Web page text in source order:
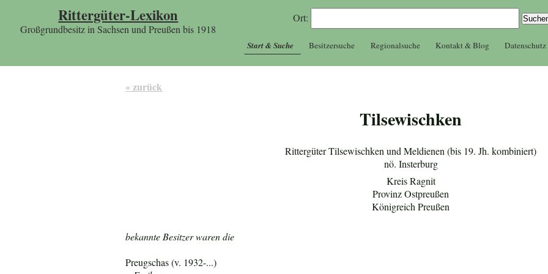
Rittergüter-Lexikon
Großgrundbesitz in Sachsen und Preußen bis 1918
Ort:
Start & Suche Besitzersuche Regionalsuche Kontakt & Blog Datenschutz
« zurück
Tilsewischken
Rittergüter Tilsewischken und Meldienen (bis 19. Jh. kombiniert)
nö. Insterburg
Kreis Ragnit
Provinz Ostpreußen
Königreich Preußen
bekannte Besitzer waren die
Preugschas (v. 1932-...)